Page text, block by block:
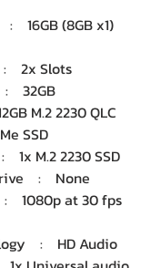
16GB (8GB x1)
2x Slots
: 32GB
M.2 2230 QLC
SSD
M.2 2230 SSD
: None
1080p at 30 fps
: HD Audio